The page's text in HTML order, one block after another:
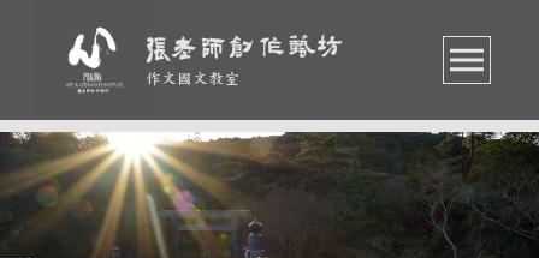
作文國文教室